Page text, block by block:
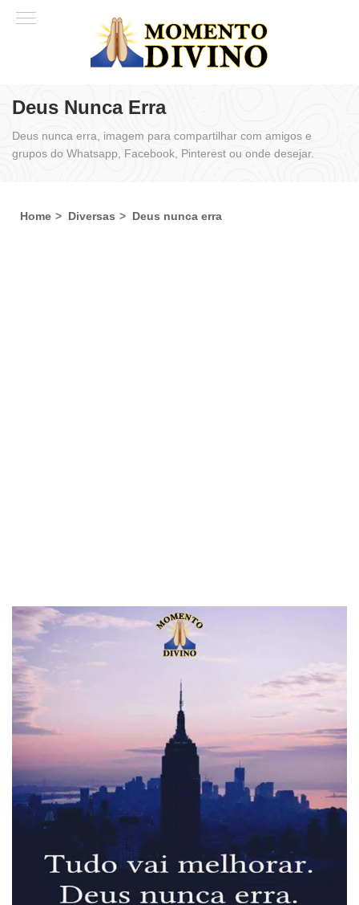
Deus Nunca Erra
Deus nunca erra, imagem para compartilhar com amigos e
grupos do Whatsapp, Facebook, Pinterest ou onde desejar.
Home Diversas Deus nunca erra